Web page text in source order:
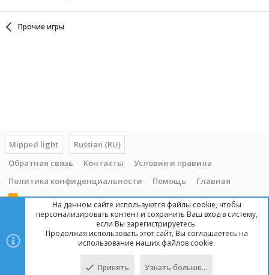
Прочие игры
Mipped light
Russian (RU)
Обратная связь
Контакты
Условия и правила
Политика конфиденциальности
Помощь Главная
R
Copyright © 2014 - 2025, mipped.com. Все права защищены. При
копировании материала с сайта, обратная ссылка обязательна!
На данном сайте используются файлы cookie, чтобы
персонализировать контент и сохранить Ваш вход в систему,
если Вы зарегистрируетесь.
Продолжая использовать этот сайт, Вы соглашаетесь на
использование наших файлов cookie.
Принять Узнать больше…